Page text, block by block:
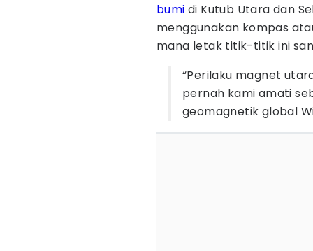
bumi di Kutub Utara dan
menggunakan kompas
mana letak titik-titik ini
“Perilaku magnet
pernah kami amati
geomagnetik global